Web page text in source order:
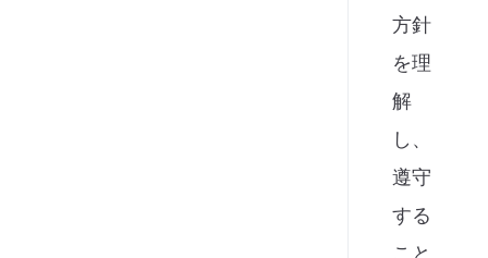
方針
を理
解
し、
遵守
する